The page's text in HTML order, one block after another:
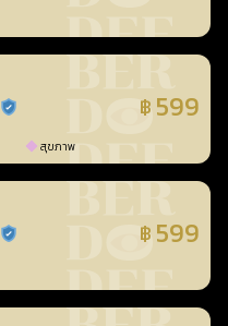
ร้านยืนยันแล้ว ฿ 599
สุขภาพ
ร้านยืนยันแล้ว ฿ 599